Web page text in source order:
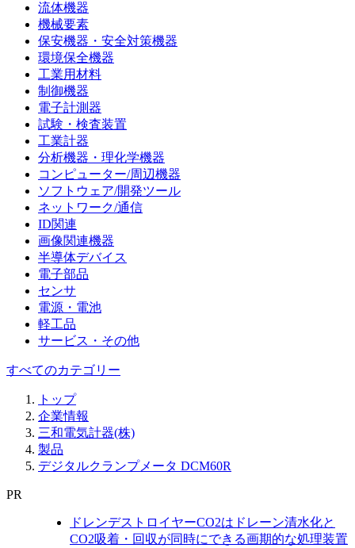
流体機器
機械要素
保安機器・安全対策機器
環境保全機器
工業用材料
制御機器
電子計測器
試験・検査装置
工業計器
分析機器・理化学機器
コンピューター/周辺機器
ソフトウェア/開発ツール
ネットワーク/通信
ID関連
画像関連機器
半導体デバイス
電子部品
センサ
電源・電池
軽工品
サービス・その他
すべてのカテゴリー
トップ
企業情報
三和電気計器(株)
製品
デジタルクランプメータ DCM60R
PR
ドレンデストロイヤーCO2はドレーン清水化と
CO2吸着・回収が同時にできる画期的な処理装置